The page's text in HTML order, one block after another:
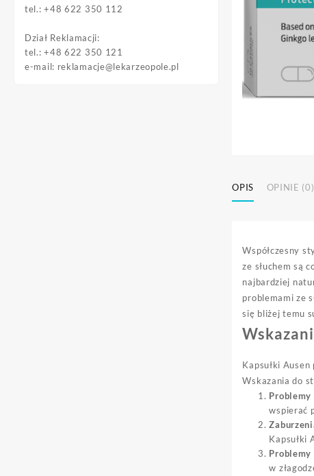
tel.: +48 622 350 112
Dział Reklamacji:
tel.: +48 622 350 121
e-mail: reklamacje@lekarzeopole.pl
OPIS OPINIE (0)
Współczesny
ze słuchem są
najbardziej
problemami ze
się bliżej temu
Kapsułki
Wskazania do
Problemy
wspierać
Kapsułki
Problemy
w